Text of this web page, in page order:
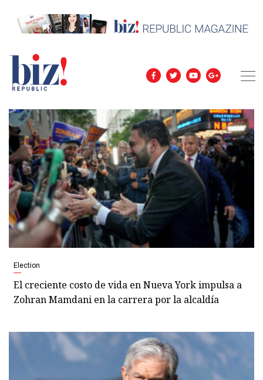
Election
El creciente costo de vida en Nueva York impulsa a
Zohran Mamdani en la carrera por la alcaldía